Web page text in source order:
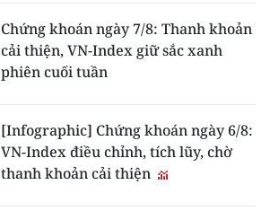
Chứng khoán ngày 7/8: Thanh khoản
cải thiện, VN-Index giữ sắc xanh
phiên cuối tuần
[Infographic] Chứng khoán ngày 6/8:
VN-Index điều chỉnh, tích lũy, chờ
thanh khoản cải thiện